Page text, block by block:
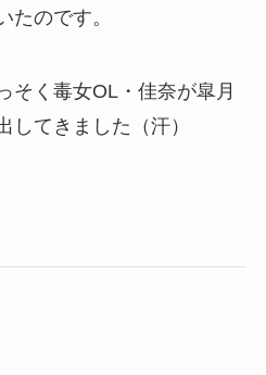
たのです。
そく毒女OL・佳奈が皐月
してきました（汗）